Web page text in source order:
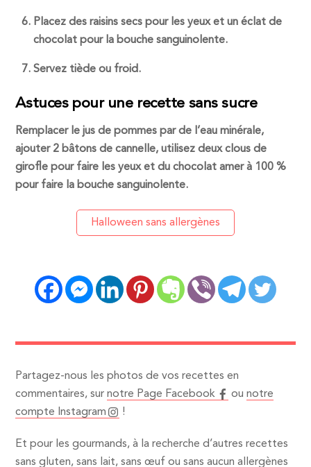
Placez des raisins secs pour les yeux et un éclat de
chocolat pour la bouche sanguinolente.
Servez tiède ou froid.
Astuces pour une recette sans sucre
Remplacer le jus de pommes par de l’eau minérale,
ajouter 2 bâtons de cannelle, utilisez deux clous de
girofle pour faire les yeux et du chocolat amer à 100 %
pour faire la bouche sanguinolente.
Halloween sans allergènes
Partagez-nous les photos de vos recettes en
commentaires, surnotre Page Facebook ounotre
compte Instagram
!
Et pour les gourmands, à la recherche d’autres recettes
sans gluten, sans lait, sans œuf ou sans aucun allergènes